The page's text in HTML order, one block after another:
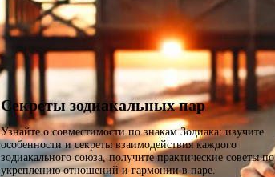
Секреты зодиакальных пар
Узнайте о совместимости по знакам Зодиака: изучите
особенности и секреты взаимодействия каждого
зодиакального союза, получите практические советы по
укреплению отношений и гармонии в паре.